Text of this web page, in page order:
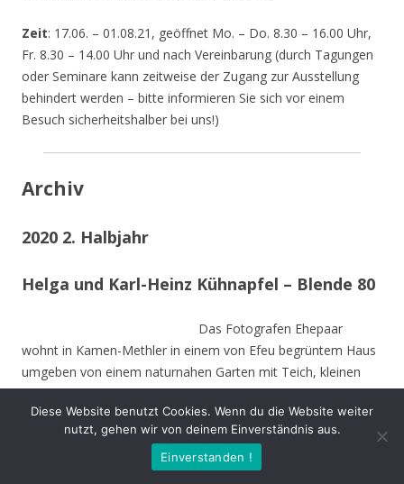
Zeit: 17.06. – 01.08.21, geöffnet Mo. – Do. 8.30 – 16.00 Uhr,
Fr. 8.30 – 14.00 Uhr und nach Vereinbarung (durch Tagungen
oder Seminare kann zeitweise der Zugang zur Ausstellung
behindert werden – bitte informieren Sie sich vor einem
Besuch sicherheitshalber bei uns!)
Archiv
2020 2. Halbjahr
Helga und Karl-Heinz Kühnapfel – Blende 80
Das Fotografen Ehepaar
wohnt in Kamen-Methler in einem von Efeu begrüntem Haus
umgeben von einem naturnahen Garten mit Teich, kleinen
naturnahen Wiesen, Obstbäumen und weiteren hohen
Bäumen. Die Stämme der von Stürmen gefällten Bäume sind
zu Teilen im Garten integriert und dienen vielen Insekten und
Vögeln als Nahrungs-und Brutstätte.
Diese Website benutzt Cookies. Wenn du die Website weiter
nutzt, gehen wir von deinem Einverständnis aus.
Einverstanden !